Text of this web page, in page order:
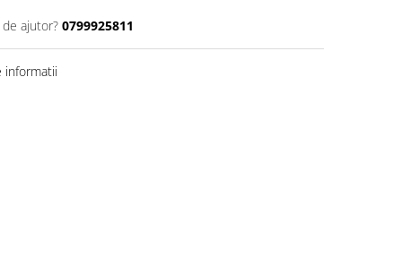
ajutor? 0799925811
informatii